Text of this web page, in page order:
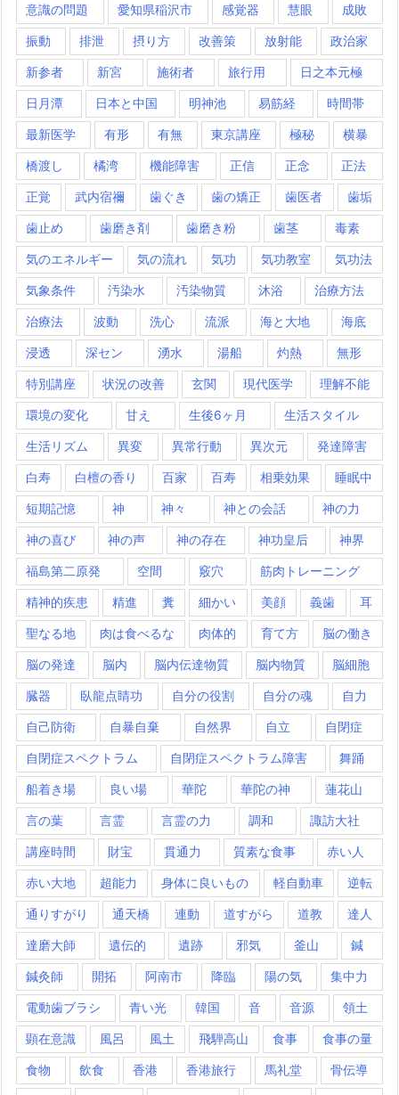
意識の問題 愛知県稲沢市 感覚器 慧眼 成敗
振動 排泄 摂り方 改善策 放射能 政治家
新参者 新宮 施術者 旅行用 日之本元極
日月潭 日本と中国 明神池 易筋経 時間帯
最新医学 有形 有無 東京講座 極秘 横暴
橋渡し 橘湾 機能障害 正信 正念 正法
正覚 武内宿禰 歯ぐき 歯の矯正 歯医者 歯垢
歯止め 歯磨き剤 歯磨き粉 歯茎 毒素
気のエネルギー 気の流れ 気功 気功教室 気功法
気象条件 汚染水 汚染物質 沐浴 治療方法
治療法 波動 洗心 流派 海と大地 海底
浸透 深セン 湧水 湯船 灼熱 無形
特別講座 状況の改善 玄関 現代医学 理解不能
環境の変化 甘え 生後6ヶ月 生活スタイル
生活リズム 異変 異常行動 異次元 発達障害
白寿 白檀の香り 百家 百寿 相乗効果 睡眠中
短期記憶 神 神々 神との会話 神の力
神の喜び 神の声 神の存在 神功皇后 神界
福島第二原発 空間 竅穴 筋肉トレーニング
精神的疾患 精進 糞 細かい 美顔 義歯 耳
聖なる地 肉は食べるな 肉体的 育て方 脳の働き
脳の発達 脳内 脳内伝達物質 脳内物質 脳細胞
臓器 臥龍点睛功 自分の役割 自分の魂 自力
自己防衛 自暴自棄 自然界 自立 自閉症
自閉症スペクトラム 自閉症スペクトラム障害 舞踊
船着き場 良い場 華陀 華陀の神 蓮花山
言の葉 言霊 言霊の力 調和 諏訪大社
講座時間 財宝 貫通力 質素な食事 赤い人
赤い大地 超能力 身体に良いもの 軽自動車 逆転
通りすがり 通天橋 連動 道すがら 道教 達人
達磨大師 遺伝的 遺跡 邪気 釜山 鍼
鍼灸師 開拓 阿南市 降臨 陽の気 集中力
電動歯ブラシ 青い光 韓国 音 音源 領土
顕在意識 風呂 風土 飛騨高山 食事 食事の量
食物 飲食 香港 香港旅行 馬礼堂 骨伝導